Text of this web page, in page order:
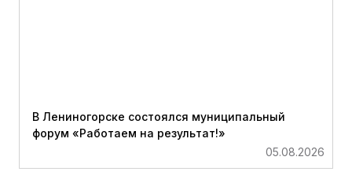
В Лениногорске состоялся муниципальный
форум «Работаем на результат!»
05.08.2026